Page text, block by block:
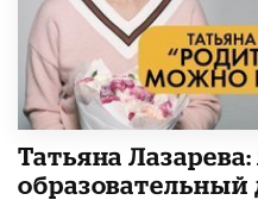
Татьяна Лазарева:
образовательный